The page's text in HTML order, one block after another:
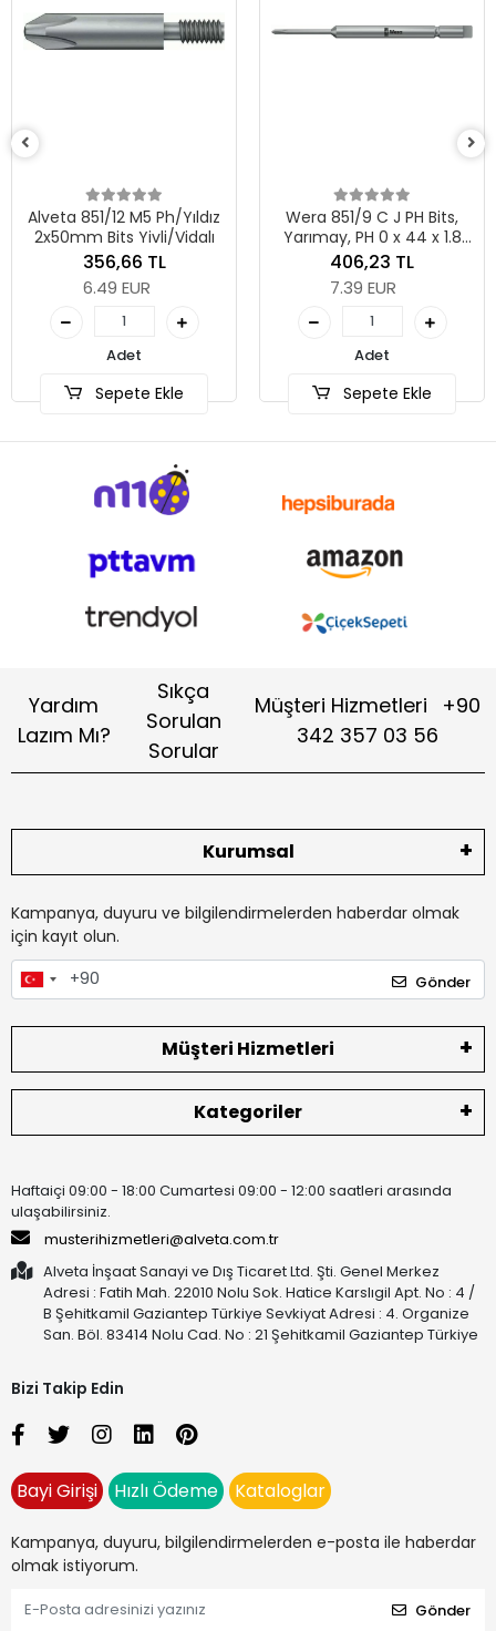
Alveta 851/12 M5 Ph/Yıldız
2x50mm Bits Yivli/Vidalı
356,66 TL
6.49 EUR
Adet
Sepete Ekle
Wera 851/9 C J PH Bits,
Yarımay, PH 0 x 44 x 1.8
mm
406,23 TL
7.39 EUR
Adet
Sepete Ekle
Yardım
Lazım Mı?
Sıkça
Sorulan
Sorular
Müşteri Hizmetleri
+90
342 357 03 56
Kurumsal
Kampanya, duyuru ve bilgilendirmelerden haberdar olmak
için kayıt olun.
Gönder
Müşteri Hizmetleri
Kategoriler
Haftaiçi 09:00 - 18:00 Cumartesi 09:00 - 12:00 saatleri arasında
ulaşabilirsiniz.
musterihizmetleri@alveta.com.tr
Alveta İnşaat Sanayi ve Dış Ticaret Ltd. Şti. Genel Merkez
Adresi : Fatih Mah. 22010 Nolu Sok. Hatice Karslıgil Apt. No : 4 /
B Şehitkamil Gaziantep Türkiye Sevkiyat Adresi : 4. Organize
San. Böl. 83414 Nolu Cad. No : 21 Şehitkamil Gaziantep Türkiye
Bizi Takip Edin
Bayi Girişi Hızlı Ödeme Kataloglar
Kampanya, duyuru, bilgilendirmelerden e-posta ile haberdar
olmak istiyorum.
Gönder